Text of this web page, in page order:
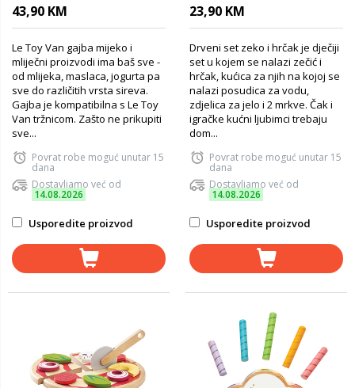
43,90 KM
Le Toy Van gajba mijeko i
mliječni proizvodi ima baš sve -
od mlijeka, maslaca, jogurta pa
sve do različitih vrsta sireva.
Gajba je kompatibilna s Le Toy
Van tržnicom. Zašto ne prikupiti
sve...
Povrat robe moguć unutar 15
dana
Dostavljamo već od
14.08.2026
Usporedite proizvod
23,90 KM
Drveni set zeko i hrčak je dječiji
set u kojem se nalazi zečić i
hrčak, kućica za njih na kojoj se
nalazi posudica za vodu,
zdjelica za jelo i 2 mrkve. Čak i
igračke kućni ljubimci trebaju
dom...
Povrat robe moguć unutar 15
dana
Dostavljamo već od
14.08.2026
Usporedite proizvod